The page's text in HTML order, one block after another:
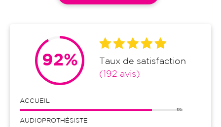
92%
Taux de satisfaction
(192 avis)
ACCUEIL
95
AUDIOPROTHÉSISTE